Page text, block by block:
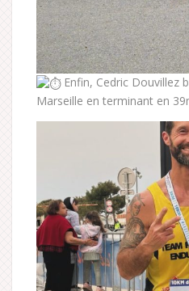
Enfin, Cedric Douvillez
Marseille en terminant en